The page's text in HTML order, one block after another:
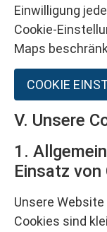
Einwilligung
Cookie-
Maps
COOKIE
V. Unsere
1.
Einsatz von
Unsere
Cookies sind